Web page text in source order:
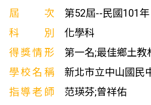
屆次
第52屆--民國101年
科別
化學科
得獎情形
第一名;最佳鄉土教
學校名稱
新北市立中山國民
指導老師
范瑛芬;曾祥佑